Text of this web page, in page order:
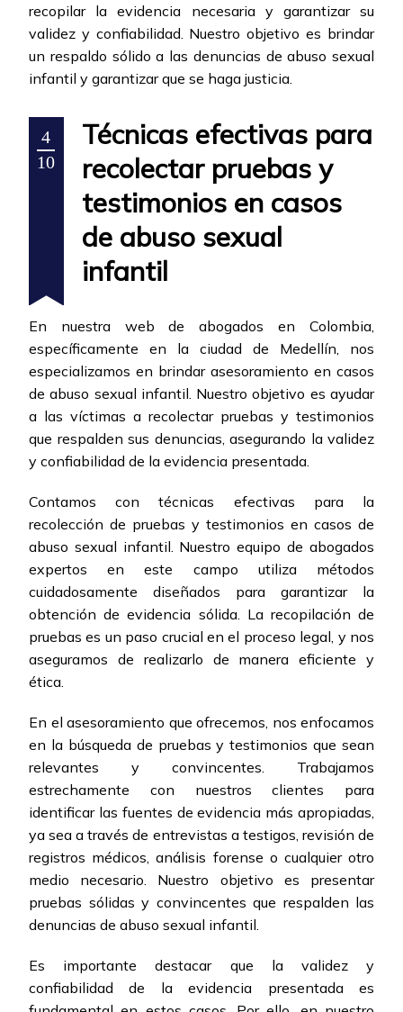
recopilar la evidencia necesaria y garantizar su
validez y confiabilidad. Nuestro objetivo es brindar
un respaldo sólido a las denuncias de abuso sexual
infantil y garantizar que se haga justicia.
4
10
Técnicas efectivas para
recolectar pruebas y
testimonios en casos
de abuso sexual
infantil
En nuestra web de abogados en Colombia,
específicamente en la ciudad de Medellín, nos
especializamos en brindar asesoramiento en casos
de abuso sexual infantil. Nuestro objetivo es ayudar
a las víctimas a recolectar pruebas y testimonios
que respalden sus denuncias, asegurando la validez
y confiabilidad de la evidencia presentada.
Contamos con técnicas efectivas para la
recolección de pruebas y testimonios en casos de
abuso sexual infantil. Nuestro equipo de abogados
expertos en este campo utiliza métodos
cuidadosamente diseñados para garantizar la
obtención de evidencia sólida. La recopilación de
pruebas es un paso crucial en el proceso legal, y nos
aseguramos de realizarlo de manera eficiente y
ética.
En el asesoramiento que ofrecemos, nos enfocamos
en la búsqueda de pruebas y testimonios que sean
relevantes y convincentes. Trabajamos
estrechamente con nuestros clientes para
identificar las fuentes de evidencia más apropiadas,
ya sea a través de entrevistas a testigos, revisión de
registros médicos, análisis forense o cualquier otro
medio necesario. Nuestro objetivo es presentar
pruebas sólidas y convincentes que respalden las
denuncias de abuso sexual infantil.
Es importante destacar que la validez y
confiabilidad de la evidencia presentada es